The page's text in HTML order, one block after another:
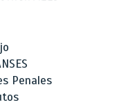
Penales